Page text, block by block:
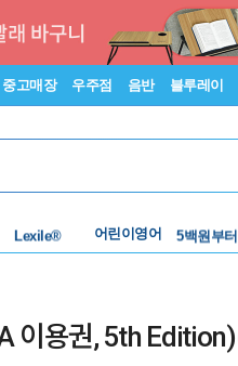
중고매장 우주점 음반 블루레이
Lexile®
어린이영어
5백원부터
이용권, 5th Edition)